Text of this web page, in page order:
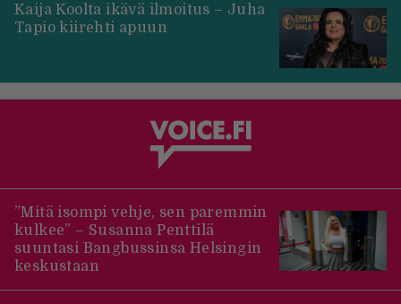
Kaija Koolta ikävä ilmoitus – Juha
Tapio kiirehti apuun
”Mitä isompi vehje, sen paremmin
kulkee” – Susanna Penttilä
suuntasi Bangbussinsa Helsingin
keskustaan